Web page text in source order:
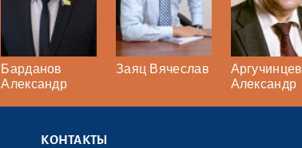
Барданов
Александр
Заяц Вячеслав
Аргучинцев
Александр
КОНТАКТЫ